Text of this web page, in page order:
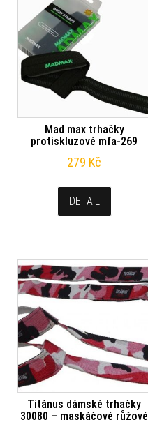
Mad max trhačky
protiskluzové mfa-269
279 Kč
DETAIL
Titánus dámské trhačky
30080 – maskáčové růžové